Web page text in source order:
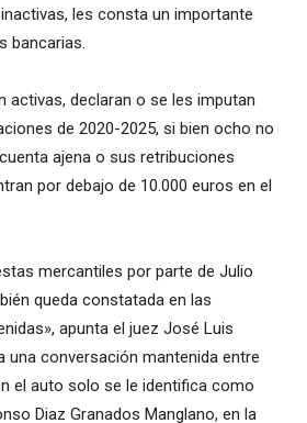
les consta un importante
bancarias.
activas, declaran o se les imputan
de 2020-2025, si bien ocho no
ajena o sus retribuciones
por debajo de 10.000 euros en el
mercantiles por parte de Julio
queda constatada en las
apunta el juez José Luis
una conversación mantenida entre
el auto solo se le identifica como
Diaz Granados Manglano, en la